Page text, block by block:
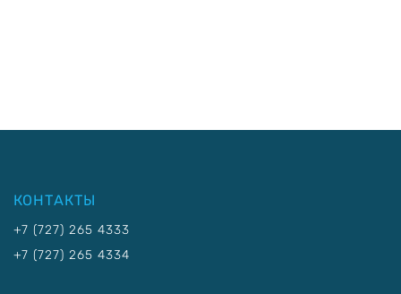
КОНТАКТЫ
+7 (727) 265 4333
+7 (727) 265 4334